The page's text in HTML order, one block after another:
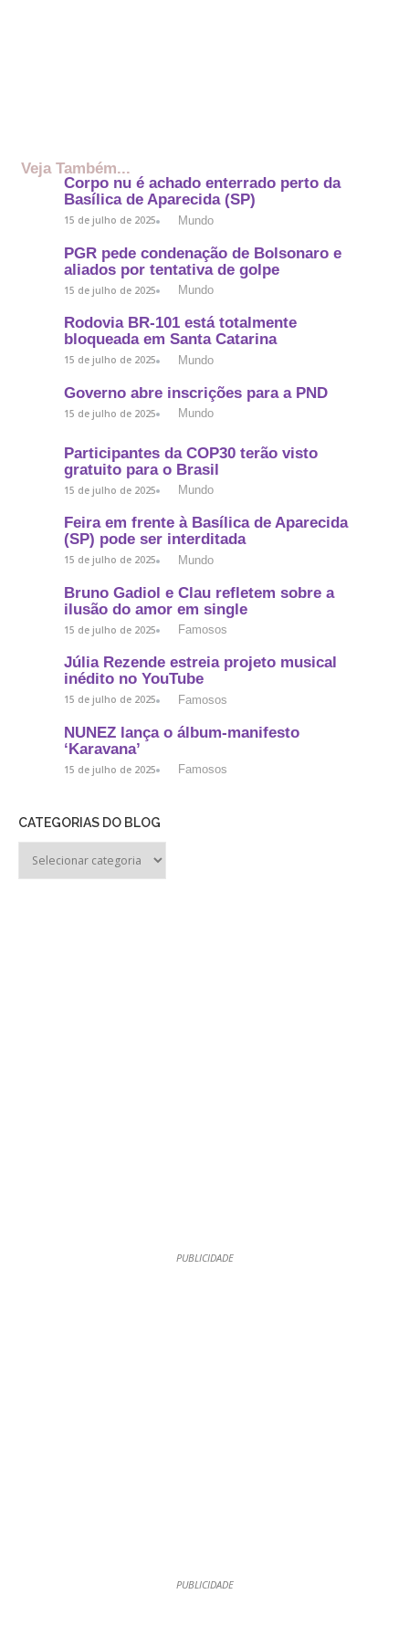
Veja Também...
Corpo nu é achado enterrado perto da
Basílica de Aparecida (SP)
15 de julho de 2025 Mundo
PGR pede condenação de Bolsonaro e
aliados por tentativa de golpe
15 de julho de 2025 Mundo
Rodovia BR-101 está totalmente
bloqueada em Santa Catarina
15 de julho de 2025 Mundo
Governo abre inscrições para a PND
15 de julho de 2025 Mundo
Participantes da COP30 terão visto
gratuito para o Brasil
15 de julho de 2025 Mundo
Feira em frente à Basílica de Aparecida
(SP) pode ser interditada
15 de julho de 2025 Mundo
Bruno Gadiol e Clau refletem sobre a
ilusão do amor em single
15 de julho de 2025 Famosos
Júlia Rezende estreia projeto musical
inédito no YouTube
15 de julho de 2025 Famosos
NUNEZ lança o álbum-manifesto
‘Karavana’
15 de julho de 2025 Famosos
CATEGORIAS DO BLOG
PUBLICIDADE
PUBLICIDADE